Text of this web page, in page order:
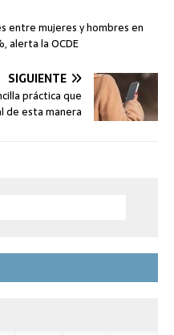
entre mujeres y hombres en
alerta la OCDE
SIGUIENTE
práctica que
de esta manera